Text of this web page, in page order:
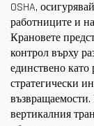
OSHA,
работниците и
Крановете
контрол върху
единствено като
стратегически
възвращаемости.
вертикалния